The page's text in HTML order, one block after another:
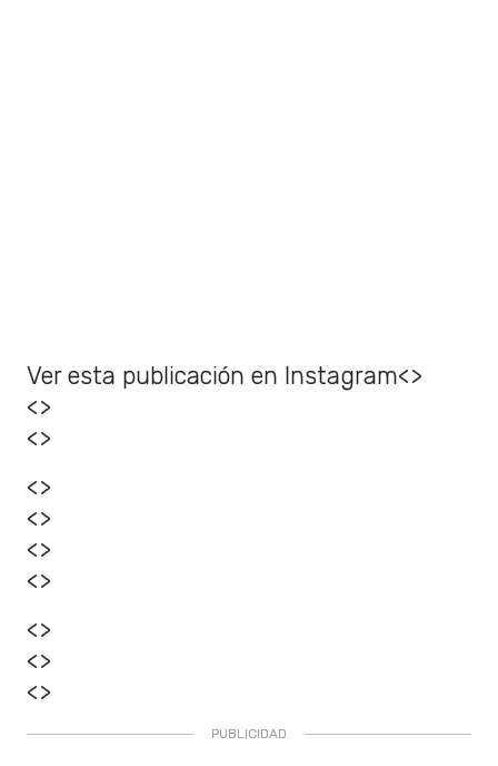
Ver esta publicación en Instagram<>
<>
<>
<>
<>
<>
<>
<>
<>
<>